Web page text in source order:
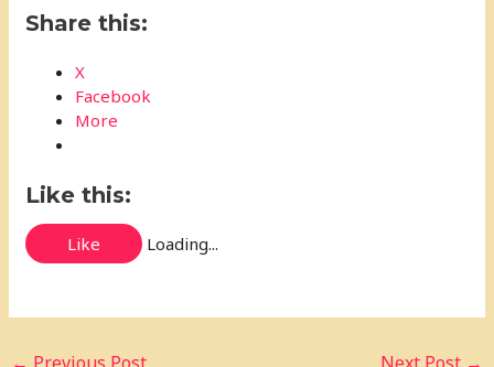
Share this:
X
Facebook
More
Like this:
Like Loading...